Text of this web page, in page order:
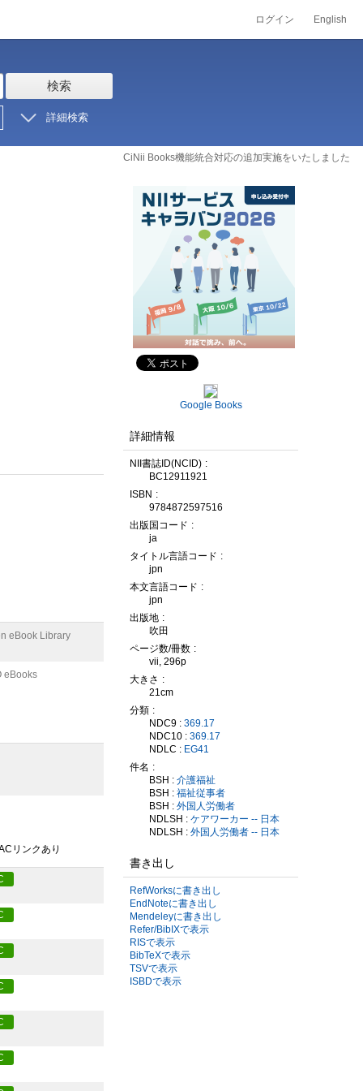
ログイン English
検索
詳細検索
CiNii Books機能統合対応の追加実施をいたしました
eBook Library
eBooks
リンクあり
Google Books
詳細情報
NII書誌ID(NCID)
BC12911921
ISBN
9784872597516
出版国コード
ja
タイトル言語コード
jpn
本文言語コード
jpn
出版地
吹田
ページ数/冊数
vii, 296p
大きさ
21cm
分類
NDC9 : 369.17
NDC10 : 369.17
NDLC : EG41
件名
BSH : 介護福祉
BSH : 福祉従事者
BSH : 外国人労働者
NDLSH : ケアワーカー -- 日本
NDLSH : 外国人労働者 -- 日本
書き出し
RefWorksに書き出し
EndNoteに書き出し
Mendeleyに書き出し
Refer/BibIXで表示
RISで表示
BibTeXで表示
TSVで表示
ISBDで表示